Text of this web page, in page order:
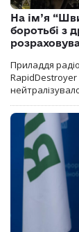
На ім’я
боротьбі з
Приладдя
RapidDestroyer